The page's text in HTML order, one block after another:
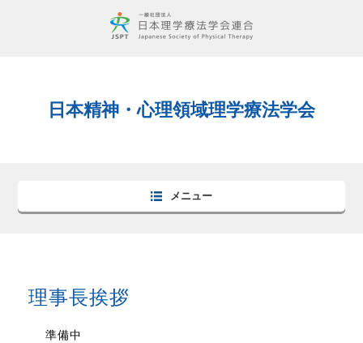
日本精神・心理領域理学療法学会
メニュー
理事長挨拶
準備中